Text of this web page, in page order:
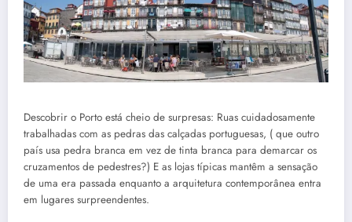
Descobrir o Porto está cheio de surpresas: Ruas cuidadosamente
trabalhadas com as pedras das calçadas portuguesas, ( que outro
país usa pedra branca em vez de tinta branca para demarcar os
cruzamentos de pedestres?) E as lojas típicas mantêm a sensação
de uma era passada enquanto a arquitetura contemporânea entra
em lugares surpreendentes.